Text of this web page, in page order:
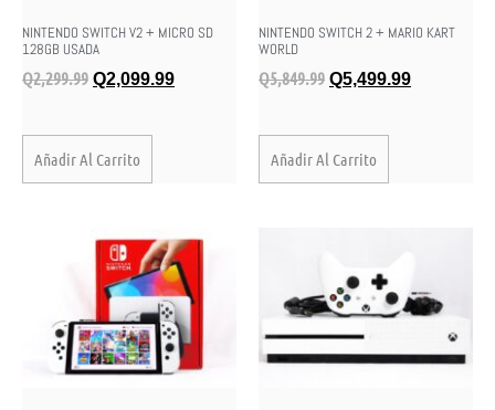
NINTENDO SWITCH V2 + MICRO SD
128GB USADA
Q2,299.99 Q2,099.99
Añadir Al Carrito
NINTENDO SWITCH 2 + MARIO KART
WORLD
Q5,849.99 Q5,499.99
Añadir Al Carrito